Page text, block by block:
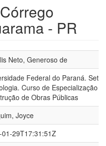
- PR
Neto, Generoso de
Federal do Paraná.
Curso de Especialização
de Obras Públicas
Joyce
01-29T17:31:51Z